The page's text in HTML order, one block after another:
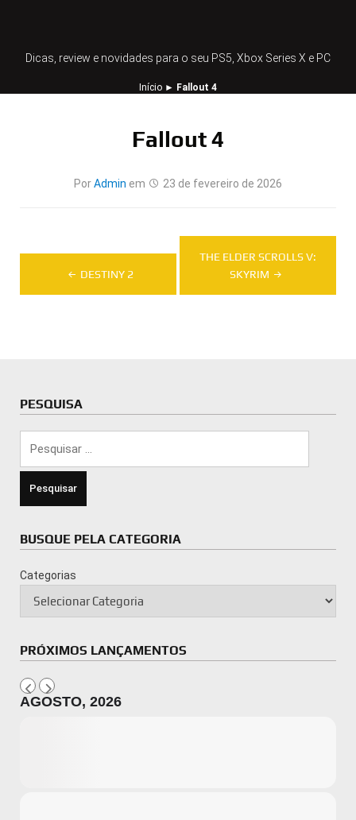
Dicas, review e novidades para o seu PS5, Xbox Series X e PC
Início ► Fallout 4
Fallout 4
PorAdmin em 23 de fevereiro de 2026
Navegação
DESTINY 2
THE ELDER SCROLLS V:
SKYRIM
PESQUISA
BUSQUE PELA CATEGORIA
Categorias
PRÓXIMOS LANÇAMENTOS
AGOSTO, 2026